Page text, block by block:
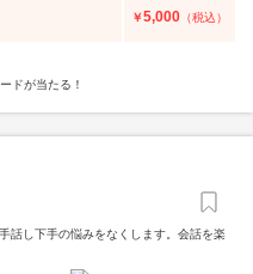
￥5,000 （税込）
ドが当たる！
話し下手の悩みをなくします。会話を楽